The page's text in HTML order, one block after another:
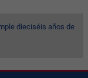
dieciséis años de